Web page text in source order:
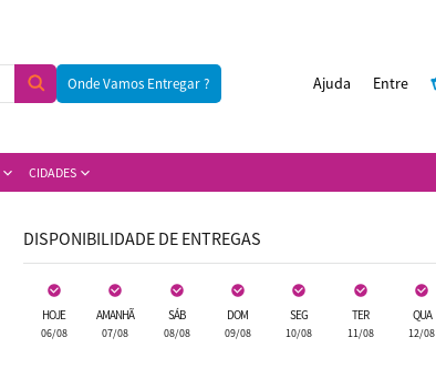
Onde Vamos Entregar ? Entre
Ajuda
CIDADES
DISPONIBILIDADE DE ENTREGAS
HOJE
06/08
AMANHÃ
07/08
SÁB
08/08
DOM
09/08
SEG
10/08
TER
11/08
QUA
12/08